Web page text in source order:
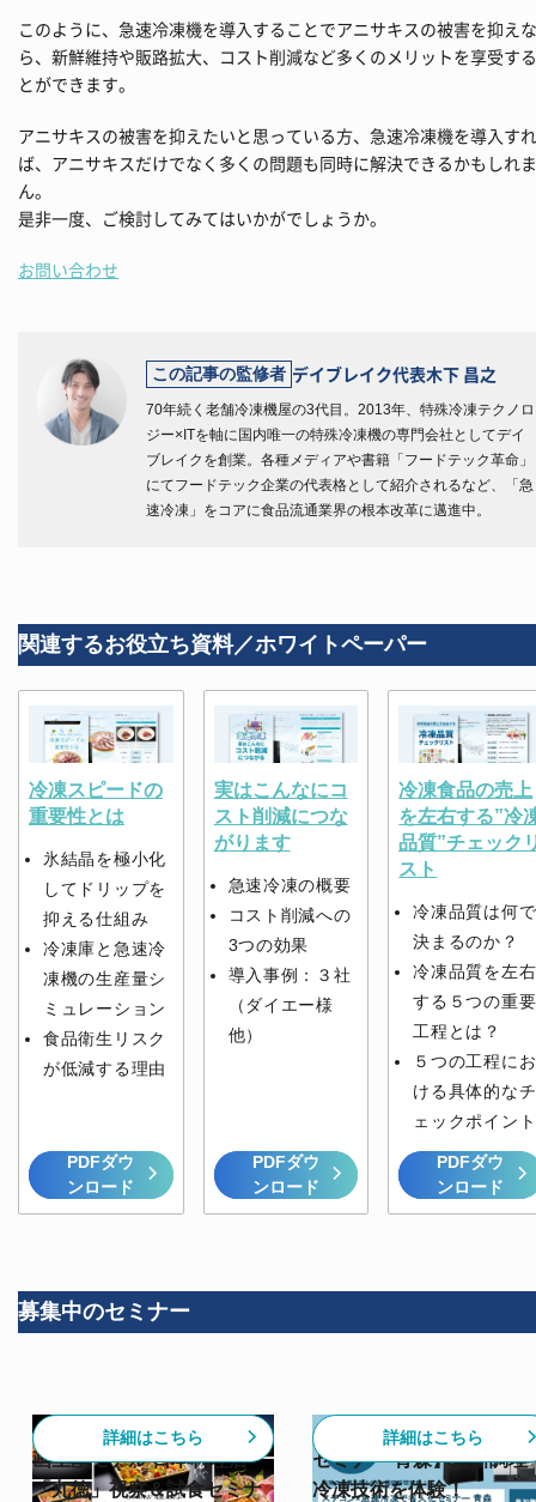
このように、急速冷凍機を導入することでアニサキスの被害を抑え
ら、新鮮維持や販路拡大、コスト削減など多くのメリットを享受す
とができます。
アニサキスの被害を抑えたいと思っている方、急速冷凍機を導入すれ
ば、アニサキスだけでなく多くの問題も同時に解決できるかもしれ
ん。
是非一度、ご検討してみてはいかがでしょうか。
お問い合わせ
この記事の監修者 デイブレイク代表木下 昌之
70年続く老舗冷凍機屋の3代目。2013年、特殊冷凍テクノロ
ジー×ITを軸に国内唯一の特殊冷凍機の専門会社としてデイ
ブレイクを創業。各種メディアや書籍「フードテック革命」
にてフードテック企業の代表格として紹介されるなど、「急
速冷凍」をコアに食品流通業界の根本改革に邁進中。
関連するお役立ち資料／ホワイトペーパー
冷凍スピードの
重要性とは
氷結晶を極小化
してドリップを
抑える仕組み
冷凍庫と急速冷
凍機の生産量シ
ミュレーション
食品衛生リスク
が低減する理由
PDFダウ
ンロード
実はこんなにコ
スト削減につな
がります
急速冷凍の概要
コスト削減への
3つの効果
導入事例：３社
（ダイエー様
他）
PDFダウ
ンロード
冷凍食品の売上
を左右する”冷
品質”チェック
スト
冷凍品質は何で
決まるのか？
冷凍品質を左右
する５つの重要
工程とは？
５つの工程にお
ける具体的なチ
ェックポイント
PDFダウ
ンロード
募集中のセミナー
【6/30開催】高級割烹の計
画生産モデル 日本料理店
「丸徳」視察＆試食セミナ
詳細はこちら
【スチコン✕急速冷凍活
セミナー 青森】最新調理
冷凍技術を体験！
詳細はこちら